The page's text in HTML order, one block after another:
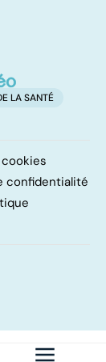
LA SANTÉ
confidentialité